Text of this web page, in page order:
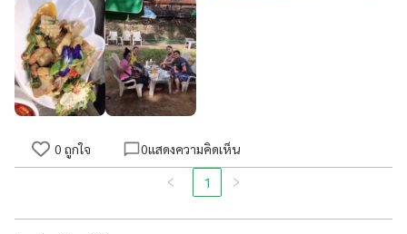
0 ถูกใจ 0แสดงความคิดเห็น
1